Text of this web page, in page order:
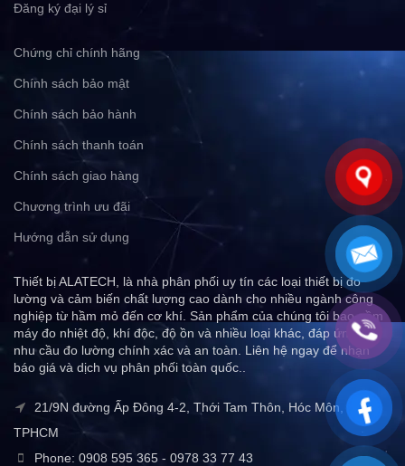
Đăng ký đại lý sỉ
Chứng chỉ chính hãng
Chính sách bảo mật
Chính sách bảo hành
Chính sách thanh toán
Chính sách giao hàng
Chương trình ưu đãi
Hướng dẫn sử dụng
Thiết bị ALATECH, là nhà phân phối uy tín các loại thiết bị đo
lường và cảm biến chất lượng cao dành cho nhiều ngành công
nghiệp từ hầm mỏ đến cơ khí. Sản phẩm của chúng tôi bao gồm
máy đo nhiệt độ, khí độc, độ ồn và nhiều loại khác, đáp ứng mọi
nhu cầu đo lường chính xác và an toàn. Liên hệ ngay để nhận
báo giá và dịch vụ phân phối toàn quốc..
21/9N đường Ấp Đông 4-2, Thới Tam Thôn, Hóc Môn,
TPHCM
Phone: 0908 595 365 - 0978 33 77 43